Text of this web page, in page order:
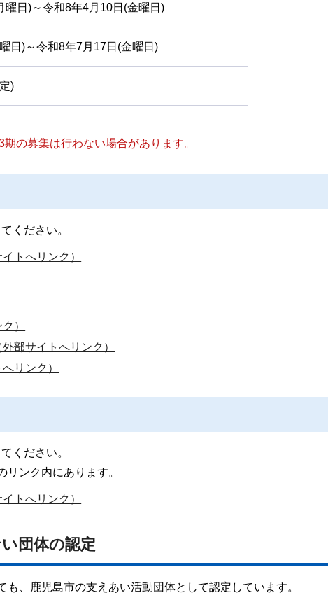
曜日)～令和8年4月10日(金曜日)
日)～令和8年7月17日(金曜日)
)
の募集は行わない場合があります。
ください。
トへリンク）
）
部サイトへリンク）
リンク）
ください。
ンク内にあります。
トへリンク）
団体の認定
、鹿児島市の支えあい活動団体として認定しています。